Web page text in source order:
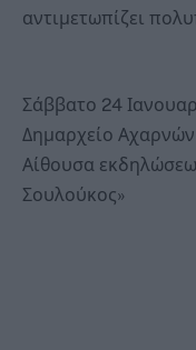
αντιμετωπίζει
Σάββατο 24
Δημαρχείο
Αίθουσα
Σουλούκος»